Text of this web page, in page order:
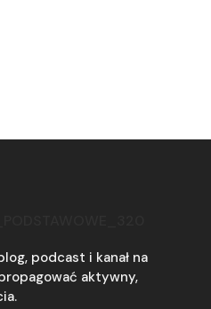
podcast i kanał na
aktywny,